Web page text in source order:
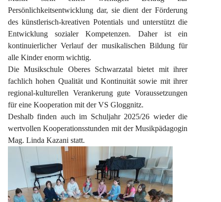
Persönlichkeitsentwicklung dar, sie dient der Förderung
des künstlerisch-kreativen Potentials und unterstützt die
Entwicklung sozialer Kompetenzen. Daher ist ein
kontinuierlicher Verlauf der musikalischen Bildung für
alle Kinder enorm wichtig.
Die Musikschule Oberes Schwarzatal bietet mit ihrer
fachlich hohen Qualität und Kontinuität sowie mit ihrer
regional-kulturellen Verankerung gute Voraussetzungen
für eine Kooperation mit der VS Gloggnitz.
Deshalb finden auch im Schuljahr 2025/26 wieder die
wertvollen Kooperationsstunden mit der Musikpädagogin
Mag. Linda Kazani statt.